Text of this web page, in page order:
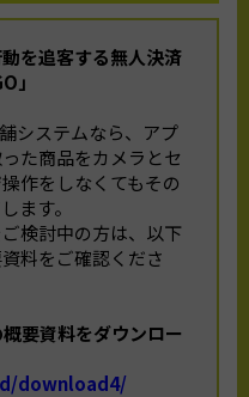
を追客する無人決済
」
システムなら、アプ
た商品をカメラとセ
作をしなくてもその
ます。
検討中の方は、以下
料をご確認くださ
要資料をダウンロー
download4/